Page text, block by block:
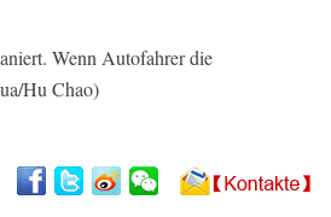
Wenn Autofahrer die
Hu Chao)